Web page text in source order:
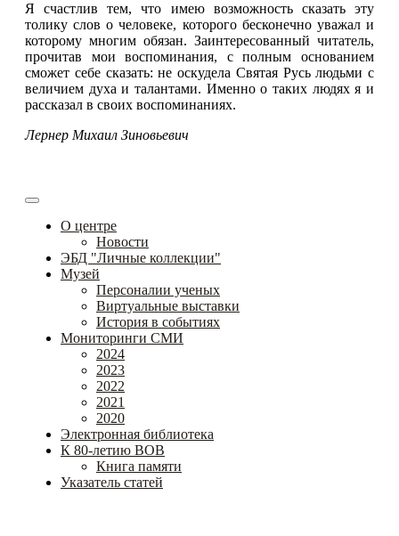
Я счастлив тем, что имею возможность сказать эту
толику слов о человеке, которого бесконечно уважал и
которому многим обязан. Заинтересованный читатель,
прочитав мои воспоминания, с полным основанием
сможет себе сказать: не оскудела Святая Русь людьми с
величием духа и талантами. Именно о таких людях я и
рассказал в своих воспоминаниях.
Лернер Михаил Зиновьевич
О центре
Новости
ЭБД "Личные коллекции"
Музей
Персоналии ученых
Виртуальные выставки
История в событиях
Мониторинги СМИ
2024
2023
2022
2021
2020
Электронная библиотека
К 80-летию ВОВ
Книга памяти
Указатель статей